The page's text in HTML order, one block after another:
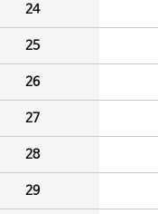
24
25
26
27
28
29